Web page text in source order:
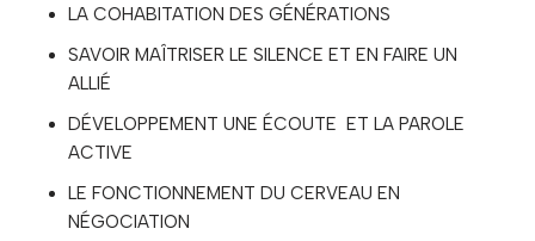
LA COHABITATION DES GÉNÉRATIONS
SAVOIR MAÎTRISER LE SILENCE ET EN FAIRE UN
ALLIÉ
DÉVELOPPEMENT UNE ÉCOUTE ET LA PAROLE
ACTIVE
LE FONCTIONNEMENT DU CERVEAU EN
NÉGOCIATION